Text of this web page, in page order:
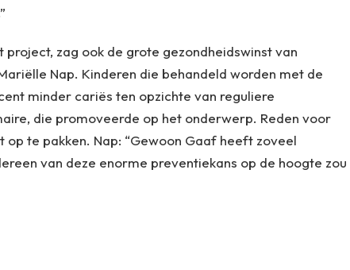
project, zag ook de grote gezondheidswinst van
Nap. Kinderen die behandeld worden met de
minder cariës ten opzichte van reguliere
die promoveerde op het onderwerp. Reden voor
te pakken. Nap: “Gewoon Gaaf heeft zoveel
van deze enorme preventiekans op de hoogte zou